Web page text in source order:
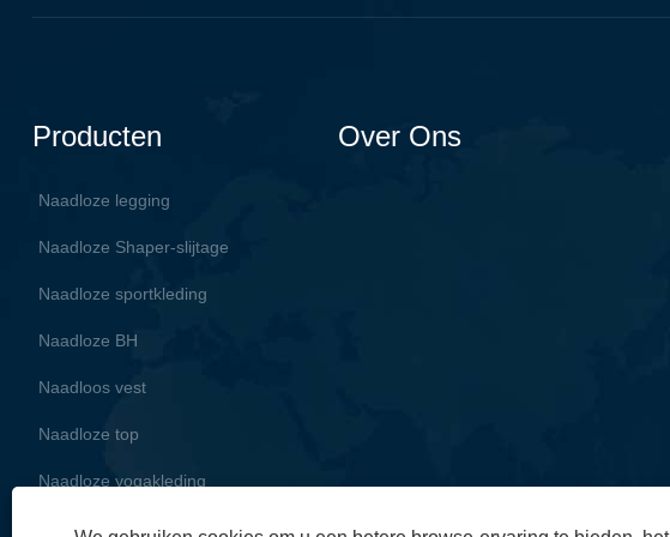
Producten
Naadloze legging
Naadloze Shaper-slijtage
Naadloze sportkleding
Naadloze BH
Naadloos vest
Naadloze top
Naadloze yogakleding
Over Ons